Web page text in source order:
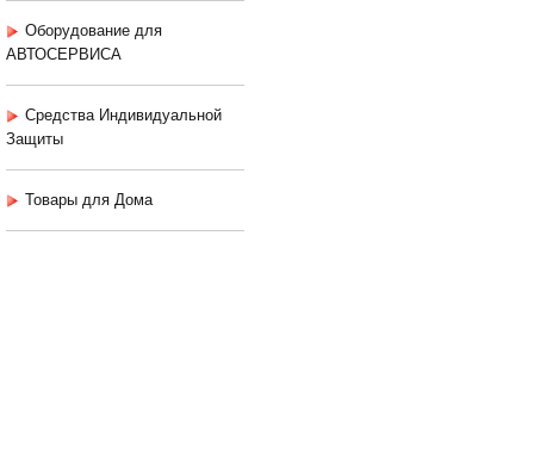
Оборудование для
АВТОСЕРВИСА
Средства Индивидуальной
Защиты
Товары для Дома